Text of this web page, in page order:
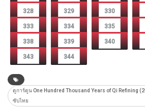
328 329 330
333 334 335
338 339 340
343 344
ดูการ์ตูน One Hundred Thousand Years of Qi Refining
ซับไทย